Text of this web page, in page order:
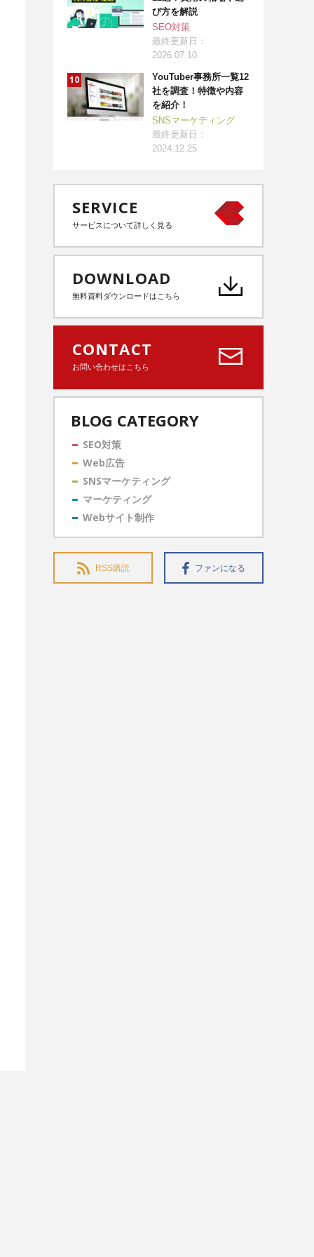
び方を解説
SEO対策
最終更新日：
2026.07.10
YouTuber事務所一覧12
社を調査！特徴や内容
を紹介！
SNSマーケティング
最終更新日：
2024.12.25
SERVICE
サービスについて詳しく見る
DOWNLOAD
無料資料ダウンロードはこちら
CONTACT
お問い合わせはこちら
BLOG CATEGORY
SEO対策
Web広告
SNSマーケティング
マーケティング
Webサイト制作
RSS購読 ファンになる